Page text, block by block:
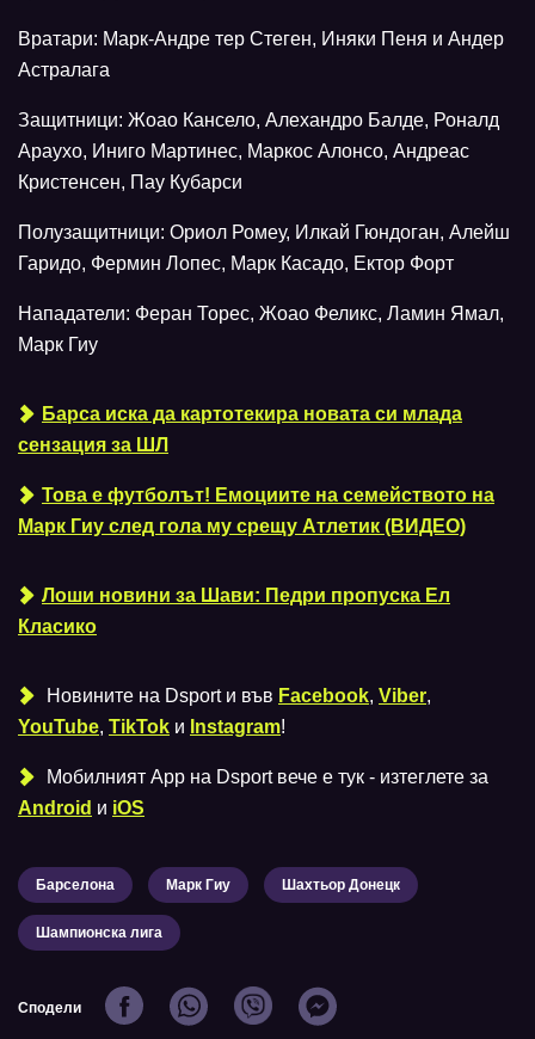
Вратари: Марк-Андре тер Стеген, Иняки Пеня и Андер
Астралага
Защитници: Жоао Кансело, Алехандро Балде, Роналд
Араухо, Иниго Мартинес, Маркос Алонсо, Андреас
Кристенсен, Пау Кубарси
Полузащитници: Ориол Ромеу, Илкай Гюндоган, Алейш
Гаридо, Фермин Лопес, Марк Касадо, Ектор Форт
Нападатели: Феран Торес, Жоао Феликс, Ламин Ямал,
Марк Гиу
Барса иска да картотекира новата си млада
сензация за ШЛ
Това е футболът! Емоциите на семейството на
Марк Гиу след гола му срещу Атлетик (ВИДЕО)
Лоши новини за Шави: Педри пропуска Ел
Класико
Новините на Dsport и във Facebook, Viber,
YouTube, TikTok и Instagram!
Мобилният Аpp на Dsport вече е тук - изтеглете за
Android и iOS
Барселона Марк Гиу Шахтьор Донецк
Шампионска лига
Сподели